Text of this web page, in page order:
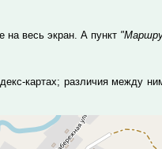
на весь экран. А пункт
картах; различия между